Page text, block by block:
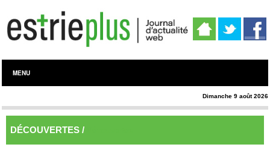
MENU
Dimanche 9 août 2026
DÉCOUVERTES /